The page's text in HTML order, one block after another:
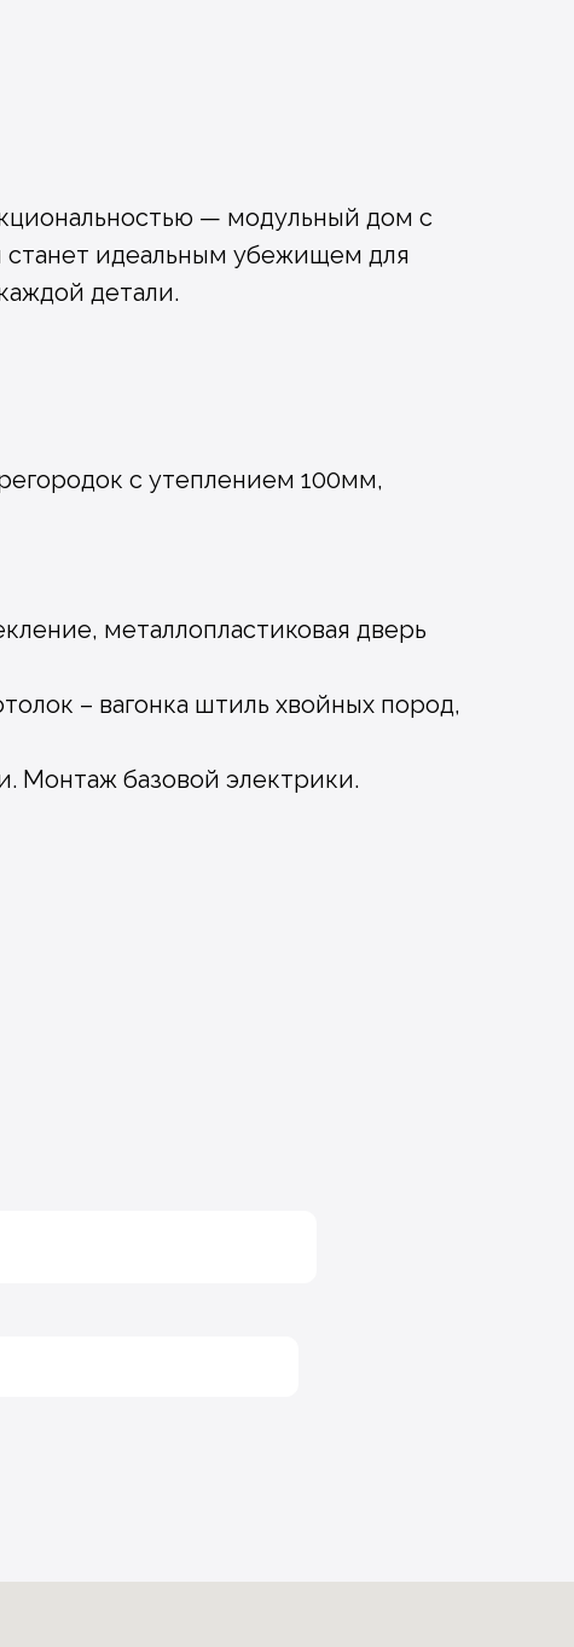
— модульный дом с
станет идеальным убежищем для
детали.
с утеплением 100мм,
металлопластиковая дверь
– вагонка штиль хвойных пород,
Монтаж базовой электрики.